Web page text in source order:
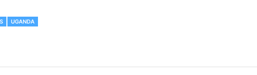
UGANDA